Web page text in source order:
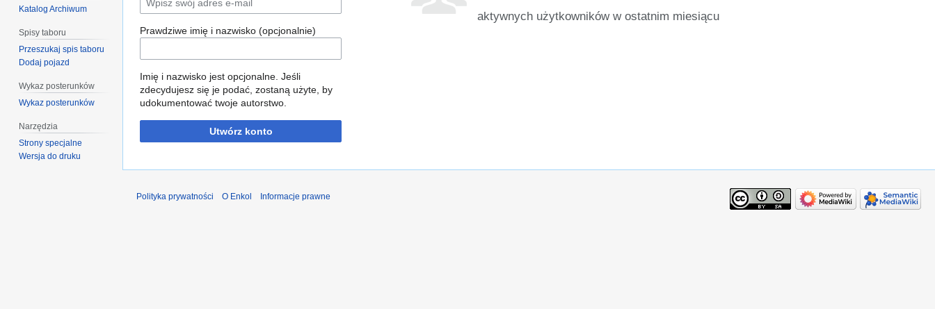
Prawdziwe imię i nazwisko (opcjonalnie)
Imię i nazwisko jest opcjonalne. Jeśli
zdecydujesz się je podać, zostaną użyte, by
udokumentować twoje autorstwo.
Utwórz konto
aktywnych użytkowników w ostatnim miesiącu
Katalog Archiwum
Spisy taboru
Przeszukaj spis taboru
Dodaj pojazd
Wykaz posterunków
Wykaz posterunków
Narzędzia
Strony specjalne
Wersja do druku
Polityka prywatności O Enkol Informacje prawne